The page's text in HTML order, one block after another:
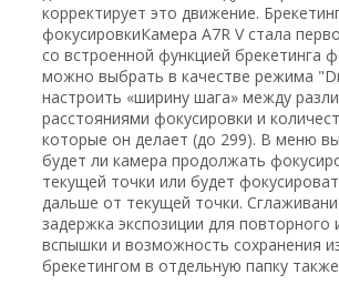
корректирует это движение.
фокусировкиКамера А7R V стала
со встроенной функцией брекетинга
можно выбрать в качестве режима
настроить «ширину шага» между
расстояниями фокусировки и
которые он делает (до 299). В меню
будет ли камера продолжать
текущей точки или будет
дальше от текущей точки.
задержка экспозиции для повторного
вспышки и возможность сохранения
брекетингом в отдельную папку